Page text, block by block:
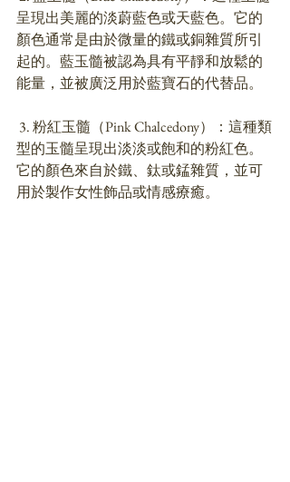
呈現出美麗的淡蔚藍色或天藍色。它的
顏色通常是由於微量的鐵或銅雜質所引
起的。藍玉髓被認為具有平靜和放鬆的
能量，並被廣泛用於藍寶石的代替品。
型的玉髓呈現出淡淡或飽和的粉紅色。
它的顏色來自於鐵、鈦或錳雜質，並可
用於製作女性飾品或情感療癒。